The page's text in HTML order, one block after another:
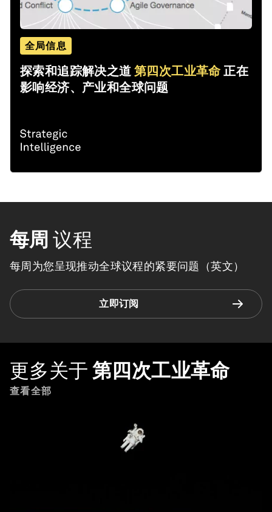
全局信息
探索和追踪解决之道第四次工业革命正在
影响经济、产业和全球问题
每周 议程
每周为您呈现推动全球议程的紧要问题（英文）
立即订阅
更多关于 第四次工业革命
查看全部